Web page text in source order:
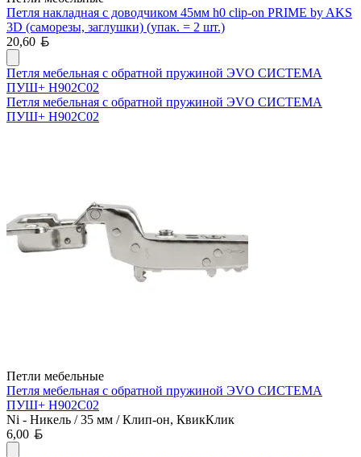
Петля накладная с доводчиком 45мм h0 clip-on PRIME by AKS
3D (саморезы, заглушки) (упак. = 2 шт.)
20,60
Петля мебельная с обратной пружиной ЭVO СИСТЕМА
ПУШ+ H902C02
Петля мебельная с обратной пружиной ЭVO СИСТЕМА
ПУШ+ H902C02
Петли мебельные
Петля мебельная с обратной пружиной ЭVO СИСТЕМА
ПУШ+ H902C02
Ni - Никель / 35 мм / Клип-он, КвикКлик
6,00